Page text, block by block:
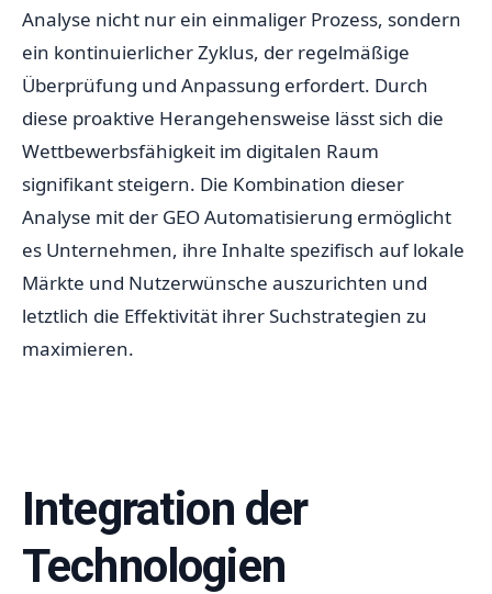
Analyse nicht nur ein einmaliger Prozess, sondern
ein kontinuierlicher Zyklus, der regelmäßige
Überprüfung und Anpassung erfordert. Durch
diese proaktive Herangehensweise lässt sich die
Wettbewerbsfähigkeit im digitalen Raum
signifikant steigern. Die Kombination dieser
Analyse mit der GEO Automatisierung ermöglicht
es Unternehmen, ihre Inhalte spezifisch auf lokale
Märkte und Nutzerwünsche auszurichten und
letztlich die Effektivität ihrer Suchstrategien zu
maximieren.
Integration der
Technologien